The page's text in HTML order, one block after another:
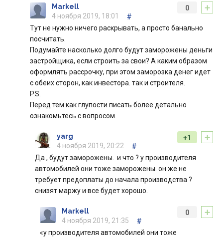
+
0
Markell
4 ноября 2019, 18:01
#
Тут не нужно ничего раскрывать, а просто банально
посчитать.
Подумайте насколько долго будут заморожены деньги
застройщика, если строить за свои? А каким образом
оформлять рассрочку, при этом заморозка денег идет
с обеих сторон, как инвестора. так и строителя.
P.S.
Перед тем как глупости писать более детально
ознакомьтесь с вопросом.
+
+1
yarg
4 ноября 2019, 20:22
#
Да , будут заморожены. и что ? у производителя
автомобилей они тоже заморожены. он же не
требует предоплаты до начала производства ?
снизят маржу и все будет хорошо.
+
0
Markell
4 ноября 2019, 21:35
#
«у производителя автомобилей они тоже